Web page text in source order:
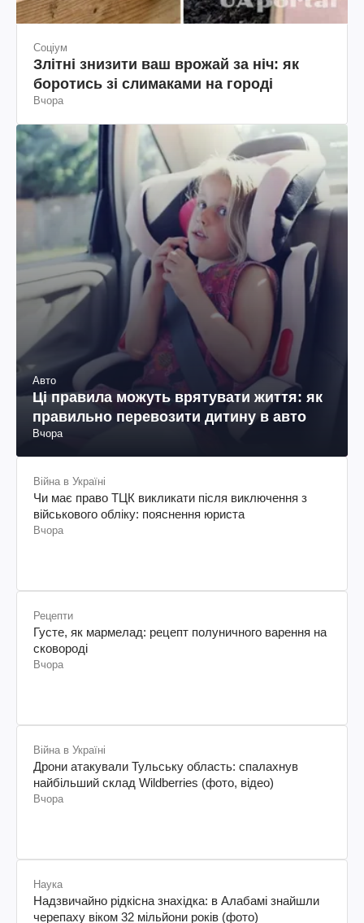
Соціум
Злітні знизити ваш врожай за ніч: як
боротись зі слимаками на городі
Вчора
Авто
Ці правила можуть врятувати життя: як
правильно перевозити дитину в авто
Вчора
Війна в Україні
Чи має право ТЦК викликати після виключення з
військового обліку: пояснення юриста
Вчора
Рецепти
Густе, як мармелад: рецепт полуничного варення на
сковороді
Вчора
Війна в Україні
Дрони атакували Тульську область: спалахнув
найбільший склад Wildberries (фото, відео)
Вчора
Наука
Надзвичайно рідкісна знахідка: в Алабамі знайшли
черепаху віком 32 мільйони років (фото)